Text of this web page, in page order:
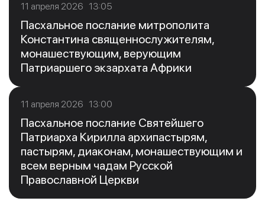
11 апреля 2026 13:05
Пасхальное послание митрополита
Константина священнослужителям,
монашествующим, верующим
Патриаршего экзархата Африки
11 апреля 2026 13:00
Пасхальное послание Святейшего
Патриарха Кирилла архипастырям,
пастырям, диаконам, монашествующим и
всем верным чадам Русской
Православной Церкви